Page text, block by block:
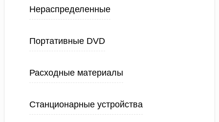
Нераспределенные
Портативные DVD
Расходные материалы
Станционарные устройства